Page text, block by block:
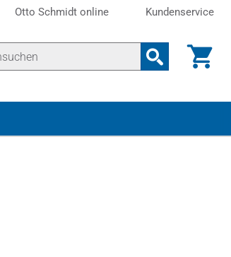
Otto Schmidt online Kundenservice